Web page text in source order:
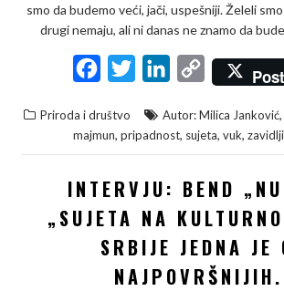
smo da budemo veći, jači, uspešniji. Želeli
drugi nemaju, ali ni danas ne znamo da
c
e
b
o
k
t
t
n
k
C
p
y
L
n
k
Post
Priroda i društvo Autor: Milica Janković,
majmun, pripadnost, sujeta, vuk,
INTERVJU: BEND
„SUJETA NA
SRBIJE JEDNA JE